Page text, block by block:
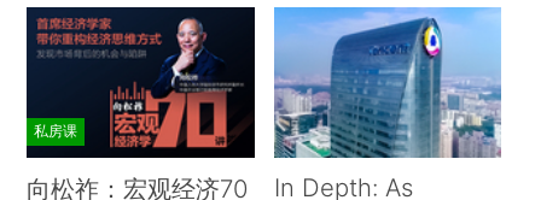
私房课
向松祚：宏观经济70
In Depth: As